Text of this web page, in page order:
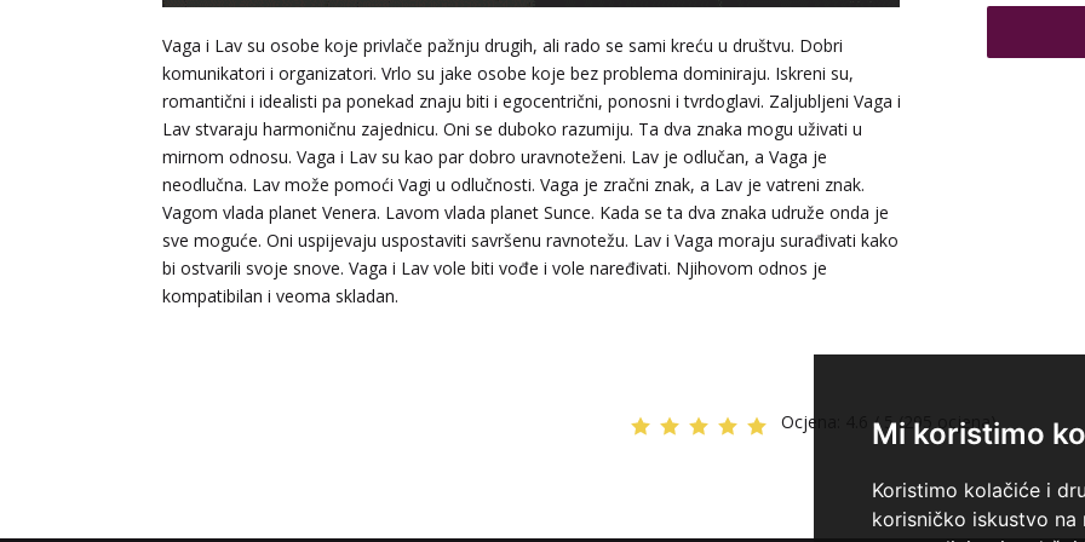
Mi koristimo
Koristimo kolačiće i
korisničko iskustvo na
Vaga i Lav su osobe koje privlače pažnju drugih, ali rado se sami kreću u društvu. Dobri
komunikatori i organizatori. Vrlo su jake osobe koje bez problema dominiraju. Iskreni su,
romantični i idealisti pa ponekad znaju biti i egocentrični, ponosni i tvrdoglavi. Zaljubljeni Vaga i
Lav stvaraju harmoničnu zajednicu. Oni se duboko razumiju. Ta dva znaka mogu uživati u
mirnom odnosu. Vaga i Lav su kao par dobro uravnoteženi. Lav je odlučan, a Vaga je
neodlučna. Lav može pomoći Vagi u odlučnosti. Vaga je zračni znak, a Lav je vatreni znak.
Vagom vlada planet Venera. Lavom vlada planet Sunce. Kada se ta dva znaka udruže onda je
sve moguće. Oni uspijevaju uspostaviti savršenu ravnotežu. Lav i Vaga moraju surađivati kako
bi ostvarili svoje snove. Vaga i Lav vole biti vođe i vole naređivati. Njihovom odnos je
kompatibilan i veoma skladan.
Ocjena: 4.6 / 5 (295 ocjena)